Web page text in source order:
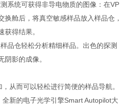
系统可获得非导电物质的图像：在VP
换舱后，将真空敏感样品放入样品仓，
获得结果。
品仓轻松分析精细样品。出色的探测
阴影的成像。
从而可以轻松进行简便的样品导航。
新的电子光学引擎Smart Autopilot大